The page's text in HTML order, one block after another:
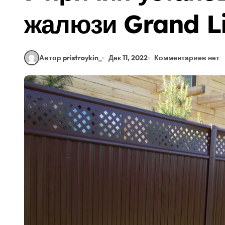
жалюзи Grand
Автор pristroykin_ Дек 11, 2022 Комментариев нет